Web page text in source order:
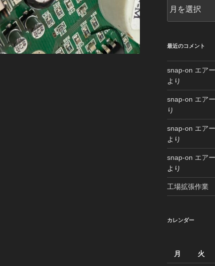
０
２
年
最近のコメント
snap-on エア
より
snap-on エア
り
snap-on エア
より
snap-on エア
より
工場拡張作業
カレンダー
月 火